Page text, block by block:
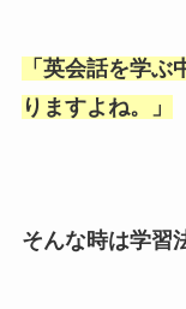
「 英会話を学ぶ
りますよね。
」
そんな時は学習